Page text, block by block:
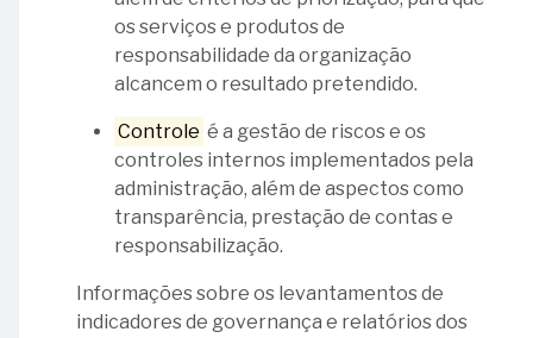
Relatando
governança
Relatando
Download
os serviços e produtos de
responsabilidade da organização
alcancem o resultado pretendido.
Controle é a gestão de riscos e os
controles internos implementados pela
administração, além de aspectos como
transparência, prestação de contas e
responsabilização.
Informações sobre os levantamentos de
indicadores de governança e relatórios dos